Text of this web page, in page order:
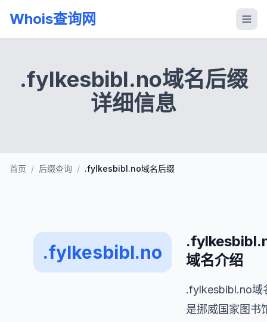
Whois查询网
.fylkesbibl.no域名后缀
详细信息
首页 / 后缀查询 / .fylkesbibl.no域名后缀
.fylkesbibl.no
域名介绍
.fylkesbibl.no域
是挪威国家图书